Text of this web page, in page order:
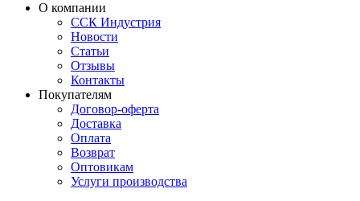
О компании
ССК Индустрия
Новости
Статьи
Отзывы
Контакты
Покупателям
Договор-оферта
Доставка
Оплата
Возврат
Оптовикам
Услуги производства